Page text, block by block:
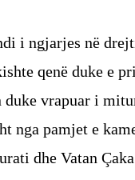
i ngjarjes në
qenë duke e
vrapuar i
nga pamjet e
dhe Vatan